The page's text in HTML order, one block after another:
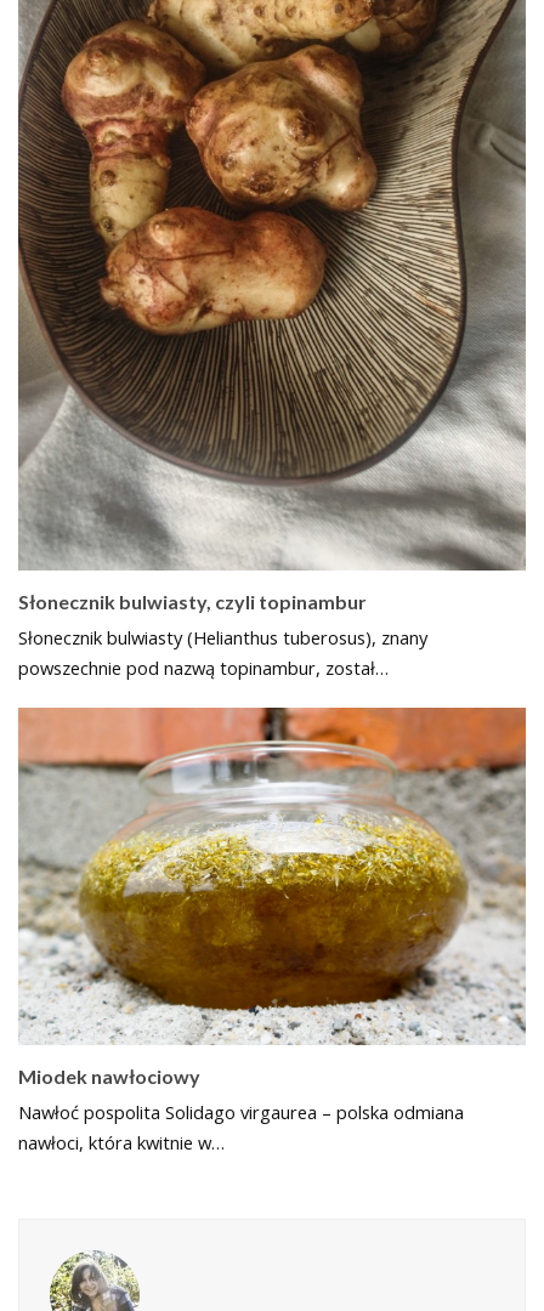
Słonecznik bulwiasty, czyli topinambur
Słonecznik bulwiasty (Helianthus tuberosus), znany
powszechnie pod nazwą topinambur, został…
Miodek nawłociowy
Nawłoć pospolita Solidago virgaurea – polska odmiana
nawłoci, która kwitnie w…